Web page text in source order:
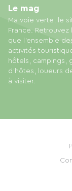
Ma voie verte, le
France.
que l'ensemble
activités
hôtels, campings,
d'hôtes, loueurs
à visiter.
Le mag